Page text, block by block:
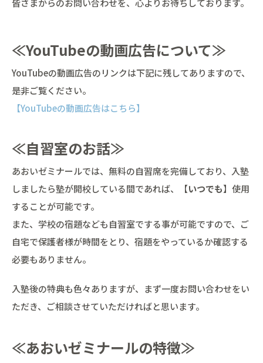
皆さまからのお問い合わせを、心よりお待ちしております。
≪YouTubeの動画広告について≫
YouTubeの動画広告のリンクは下記に残してありますので、
是非ご覧ください。
【YouTubeの動画広告はこちら】
≪自習室のお話≫
あおいゼミナールでは、無料の自習席を完備しており、入塾
しましたら塾が開校している間であれば、【いつでも】使用
することが可能です。
また、学校の宿題なども自習室でする事が可能ですので、ご
自宅で保護者様が時間をとり、宿題をやっているか確認する
必要もありません。
入塾後の特典も色々ありますが、まず一度お問い合わせをい
ただき、ご相談させていただければと思います。
≪あおいゼミナールの特徴≫